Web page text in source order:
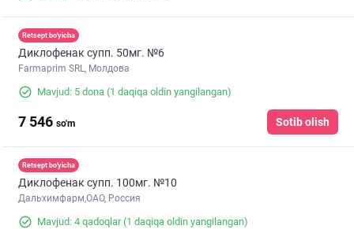
Retsept bo'yicha
Диклофенак супп. 50мг. №6
Farmaprim SRL, Молдова
Mavjud: 5 dona (1 daqiqa oldin yangilangan)
7 546 so'm Sotib olish
Retsept bo'yicha
Диклофенак супп. 100мг. №10
Дальхимфарм,ОАО, Россия
Mavjud: 4 qadoqlar(1 daqiqa oldin yangilangan)